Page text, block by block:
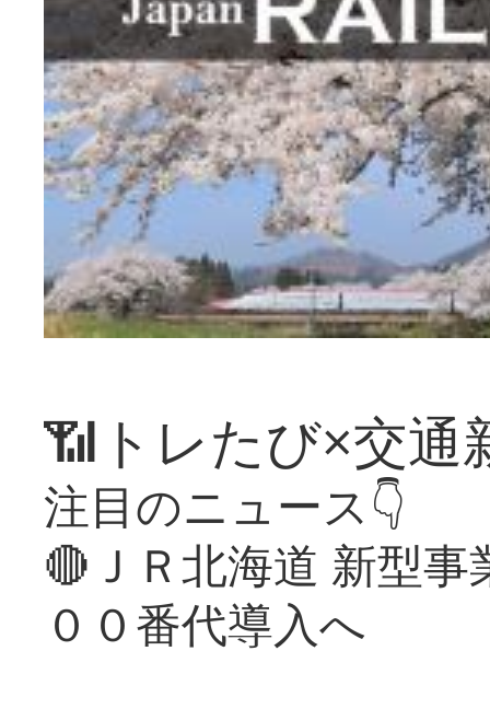
📶トレたび×交通
注目のニュース👇
🔴ＪＲ北海道 新型
００番代導入へ